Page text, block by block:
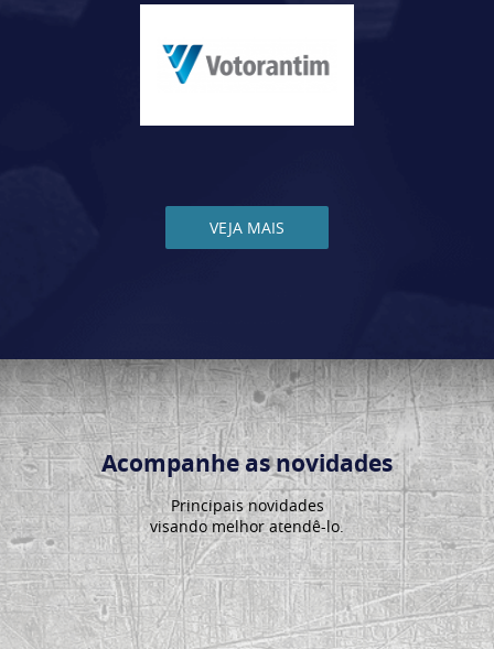
VEJA MAIS
Acompanhe as novidades
Principais novidades
visando melhor atendê-lo.